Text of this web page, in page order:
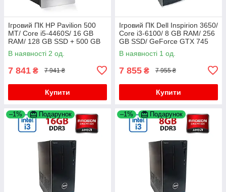
Ігровий ПК HP Pavilion 500
MT/ Core i5-4460S/ 16 GB
RAM/ 128 GB SSD + 500 GB
HDD/ Radeon R7 240 2GB
В наявності 2 од.
7 841 ₴ 7 941 ₴
Купити
Ігровий ПК Dell Inspirion 3650/
Core i3-6100/ 8 GB RAM/ 256
GB SSD/ GeForce GTX 745
2GB
В наявності 1 од.
7 855 ₴ 7 955 ₴
Купити
–1% Подарунок –1% Подарунок